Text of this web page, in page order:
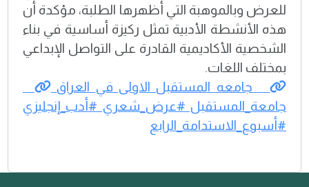
للعرض وبالموهبة التي أظهرها الطلبة، مؤكدة أن
هذه الأنشطة الأدبية تمثل ركيزة أساسية في بناء
الشخصية الأكاديمية القادرة على التواصل الإبداعي
بمختلف اللغات.
جامعه المستقبل الاولى في العراق
جامعة_المستقبل #عرض_شعري #أدب_إنجليزي
#أسبوع_الاستدامة_الرابع